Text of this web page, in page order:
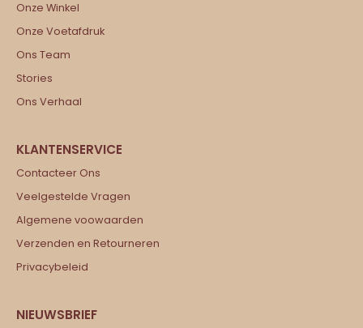
Onze Winkel
Onze Voetafdruk
Ons Team
Stories
Ons Verhaal
Contacteer Ons
Veelgestelde Vragen
Algemene voowaarden
Verzenden en Retourneren
Privacybeleid